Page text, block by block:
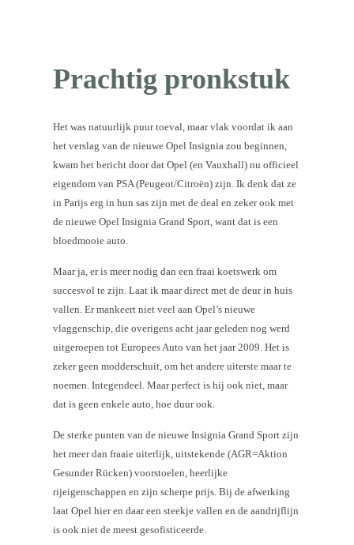
Prachtig pronkstuk
Het was natuurlijk puur toeval, maar vlak voordat ik aan
het verslag van de nieuwe Opel Insignia zou beginnen,
kwam het bericht door dat Opel (en Vauxhall) nu officieel
eigendom van PSA (Peugeot/Citroën) zijn. Ik denk dat ze
in Parijs erg in hun sas zijn met de deal en zeker ook met
de nieuwe Opel Insignia Grand Sport, want dat is een
bloedmooie auto.
Maar ja, er is meer nodig dan een fraai koetswerk om
succesvol te zijn. Laat ik maar direct met de deur in huis
vallen. Er mankeert niet veel aan Opel’s nieuwe
vlaggenschip, die overigens acht jaar geleden nog werd
uitgeroepen tot Europees Auto van het jaar 2009. Het is
zeker geen modderschuit, om het andere uiterste maar te
noemen. Integendeel. Maar perfect is hij ook niet, maar
dat is geen enkele auto, hoe duur ook.
De sterke punten van de nieuwe Insignia Grand Sport zijn
het meer dan fraaie uiterlijk, uitstekende (AGR=Aktion
Gesunder Rücken) voorstoelen, heerlijke
rijeigenschappen en zijn scherpe prijs. Bij de afwerking
laat Opel hier en daar een steekje vallen en de aandrijflijn
is ook niet de meest gesofisticeerde.